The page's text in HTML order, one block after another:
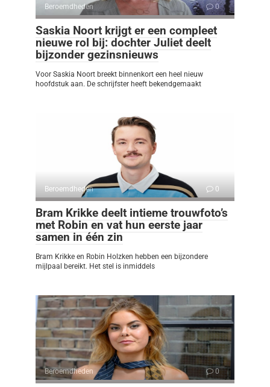
Beroemdheden 0
Saskia Noort krijgt er een compleet
nieuwe rol bij: dochter Juliet deelt
bijzonder gezinsnieuws
Voor Saskia Noort breekt binnenkort een heel nieuw
hoofdstuk aan. De schrijfster heeft bekendgemaakt
Beroemdheden 0
Bram Krikke deelt intieme trouwfoto’s
met Robin en vat hun eerste jaar
samen in één zin
Bram Krikke en Robin Holzken hebben een bijzondere
mijlpaal bereikt. Het stel is inmiddels
Beroemdheden 0